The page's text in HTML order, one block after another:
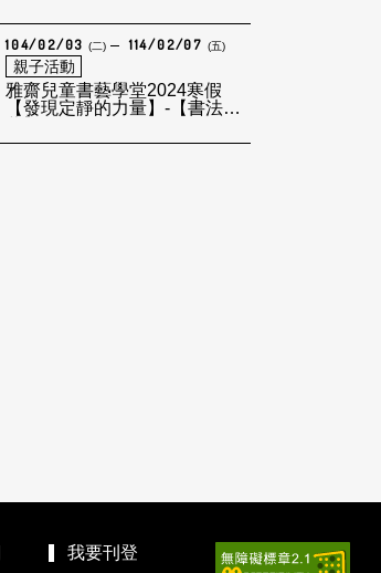
104/02/03 (二) 114/02/07 (五)
親子活動
雅齋兒童書藝學堂2024寒假
【發現定靜的力量】-【書法啟
我要刊登